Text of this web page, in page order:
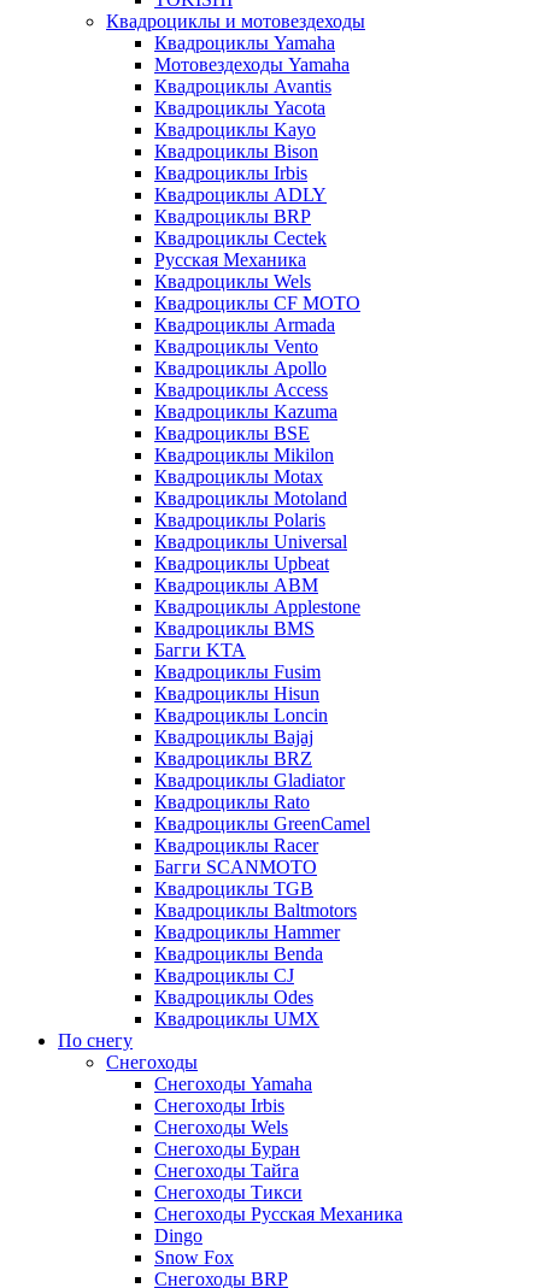
Квадроциклы и мотовездеходы
Квадроциклы Yamaha
Мотовездеходы Yamaha
Квадроциклы Avantis
Квадроциклы Yacota
Квадроциклы Kayo
Квадроциклы Bison
Квадроциклы Irbis
Квадроциклы ADLY
Квадроциклы BRP
Квадроциклы Cectek
Русская Механика
Квадроциклы Wels
Квадроциклы CF MOTO
Квадроциклы Armada
Квадроциклы Vento
Квадроциклы Apollo
Квадроциклы Access
Квадроциклы Kazuma
Квадроциклы BSE
Квадроциклы Mikilon
Квадроциклы Motax
Квадроциклы Motoland
Квадроциклы Polaris
Квадроциклы Universal
Квадроциклы Upbeat
Квадроциклы ABM
Квадроциклы Applestone
Квадроциклы BMS
Багги KTA
Квадроциклы Fusim
Квадроциклы Hisun
Квадроциклы Loncin
Квадроциклы Bajaj
Квадроциклы BRZ
Квадроциклы Gladiator
Квадроциклы Rato
Квадроциклы GreenCamel
Квадроциклы Racer
Багги SCANMOTO
Квадроциклы TGB
Квадроциклы Baltmotors
Квадроциклы Hammer
Квадроциклы Benda
Квадроциклы CJ
Квадроциклы Odes
Квадроциклы UMX
По снегу
Снегоходы
Снегоходы Yamaha
Снегоходы Irbis
Снегоходы Wels
Снегоходы Буран
Снегоходы Тайга
Снегоходы Тикси
Снегоходы Русская Механика
Dingo
Snow Fox
Снегоходы BRP